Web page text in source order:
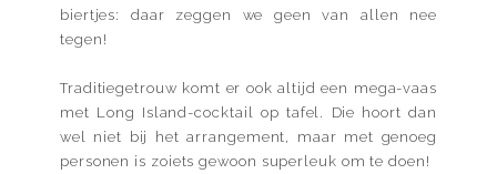
biertjes: daar zeggen we geen van allen nee
tegen!
Traditiegetrouw komt er ook altijd een mega-vaas
met Long Island-cocktail op tafel. Die hoort dan
wel niet bij het arrangement, maar met genoeg
personen is zoiets gewoon superleuk om te doen!